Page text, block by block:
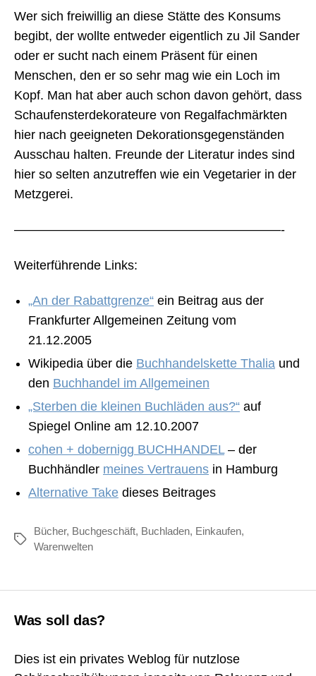
Wer sich freiwillig an diese Stätte des Konsums
begibt, der wollte entweder eigentlich zu Jil Sander
oder er sucht nach einem Präsent für einen
Menschen, den er so sehr mag wie ein Loch im
Kopf. Man hat aber auch schon davon gehört, dass
Schaufensterdekorateure von Regalfachmärkten
hier nach geeigneten Dekorationsgegenständen
Ausschau halten. Freunde der Literatur indes sind
hier so selten anzutreffen wie ein Vegetarier in der
Metzgerei.
—————————————————————-
Weiterführende Links:
„An der Rabattgrenze“ ein Beitrag aus der
Frankfurter Allgemeinen Zeitung vom
21.12.2005
Wikipedia über die Buchhandelskette Thalia und
den Buchhandel im Allgemeinen
„Sterben die kleinen Buchläden aus?“ auf
Spiegel Online am 12.10.2007
cohen + dobernigg BUCHHANDEL– der
Buchhändler meines Vertrauens in Hamburg
Alternative Take dieses Beitrages
Schlagwörter
Bücher, Buchgeschäft, Buchladen, Einkaufen,
Warenwelten
Was soll das?
Dies ist ein privates Weblog für nutzlose